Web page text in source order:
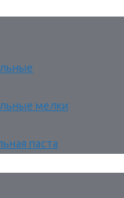
мелки
паста